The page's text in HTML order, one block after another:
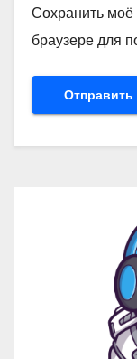
Сохранить моё
браузере для